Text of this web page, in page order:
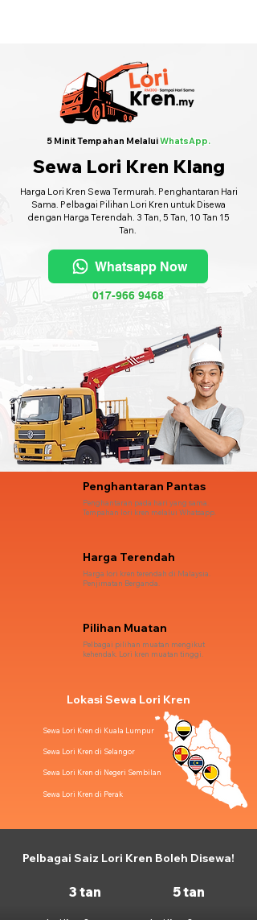
5 Minit Tempahan MelaluiWhatsApp.
Sewa Lori Kren Klang
Harga Lori Kren Sewa Termurah. Penghantaran Hari
Sama. Pelbagai Pilihan Lori Kren untuk Disewa
dengan Harga Terendah. 3 Tan, 5 Tan, 10 Tan 15
Tan.
Whatsapp Now
017-966 9468
Penghantaran Pantas
Penghantaran pada hari yang sama.
Tempahan lori kren melalui Whatsapp.
Harga Terendah
Harga lori kren terendah di Malaysia.
Penjimatan Berganda.
Pilihan Muatan
Pelbagai pilihan muatan mengikut
kehendak. Lori kren muatan tinggi.
Lokasi Sewa Lori Kren
Sewa Lori Kren di Kuala Lumpur
Sewa Lori Kren di Selangor
Sewa Lori Kren di Negeri Sembilan
Sewa Lori Kren di Perak
Pelbagai Saiz Lori Kren Boleh Disewa!
3 tan 5 tan